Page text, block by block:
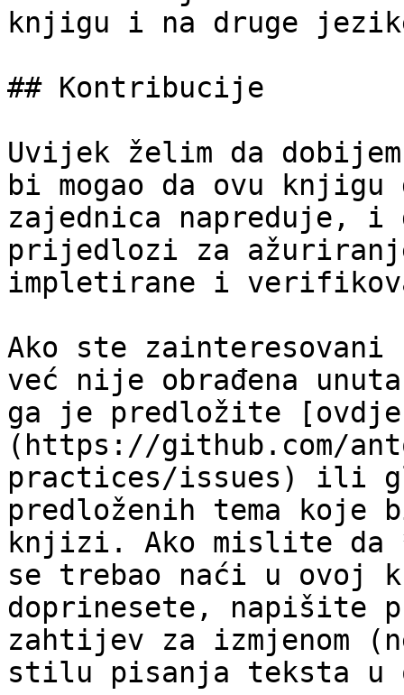
knjigu i na druge
## Kontribucije
Uvijek želim da
bi mogao da ovu knjigu
zajednica napreduje,
prijedlozi za
impletirane i
Ako ste zainteresovani
već nije obrađena
ga je predložite
(https://github.com/
practices/issues) ili
predloženih tema
knjizi. Ako mislite da
se trebao naći u
doprinesete, napišite
zahtijev za izmjenom
stilu pisanja teksta u